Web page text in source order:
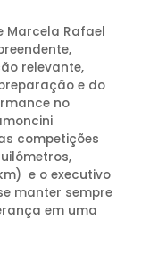
Marcela Rafael
relevante,
e do
no
competições
e o executivo
manter sempre
em uma